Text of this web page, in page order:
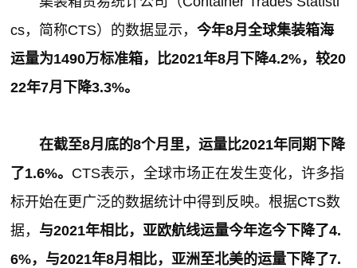
cs，简称CTS）的数据显示，今年8月全球集装箱海
运量为1490万标准箱，比2021年8月下降4.2%，较20
22年7月下降3.3%。
在截至8月底的8个月里，运量比2021年同期下降
了1.6%。 CTS表示，全球市场正在发生变化，许多指
标开始在更广泛的数据统计中得到反映。根据CTS数
据， 与2021年相比，亚欧航线运量今年迄今下降了4.
6%，与2021年8月相比，亚洲至北美的运量下降了7.